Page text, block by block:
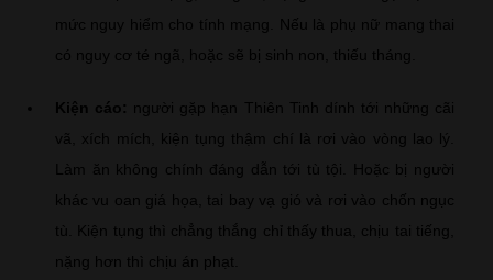
mức nguy hiểm cho tính mạng. Nếu là phụ nữ mang thai
có nguy cơ té ngã, hoặc sẽ bị sinh non, thiếu tháng.
Kiện cáo: người gặp hạn Thiên Tinh dính tới những cãi
vã, xích mích, kiện tụng thậm chí là rơi vào vòng lao lý.
Làm ăn không chính đáng dẫn tới tù tội. Hoặc bị người
khác vu oan giá họa, tai bay vạ gió và rơi vào chốn ngục
tù. Kiện tụng thì chẳng thắng chỉ thấy thua, chịu tai tiếng,
nặng hơn thì chịu án phạt.